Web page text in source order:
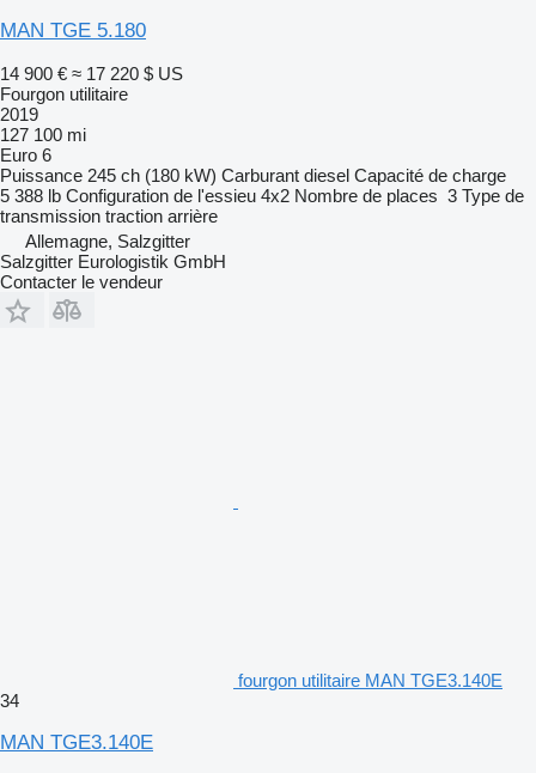
MAN TGE 5.180
14 900 € ≈ 17 220 $ US
Fourgon utilitaire
2019
127 100 mi
Euro 6
Puissance 245 ch (180 kW) Carburant diesel Capacité de charge
5 388 lb Configuration de l'essieu 4x2 Nombre de places 3 Type de
transmission traction arrière
Allemagne, Salzgitter
Salzgitter Eurologistik GmbH
Contacter le vendeur
fourgon utilitaire MAN TGE3.140E
34
MAN TGE3.140E